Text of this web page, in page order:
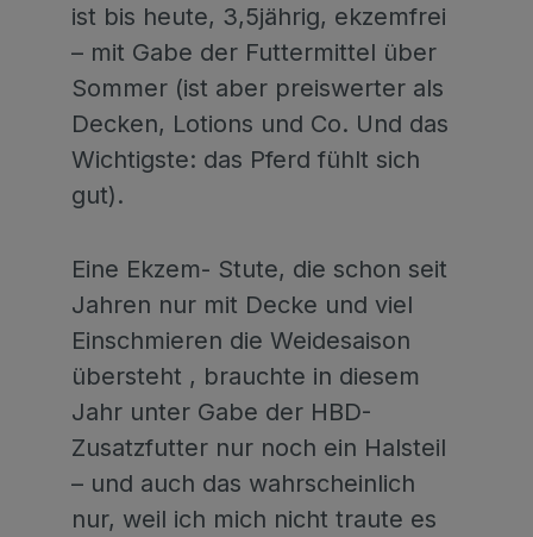
ist bis heute, 3,5jährig, ekzemfrei
– mit Gabe der Futtermittel über
Sommer (ist aber preiswerter als
Decken, Lotions und Co. Und das
Wichtigste: das Pferd fühlt sich
gut).
Eine Ekzem- Stute, die schon seit
Jahren nur mit Decke und viel
Einschmieren die Weidesaison
übersteht , brauchte in diesem
Jahr unter Gabe der HBD-
Zusatzfutter nur noch ein Halsteil
– und auch das wahrscheinlich
nur, weil ich mich nicht traute es